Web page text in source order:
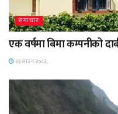
समाचार
एक वर्षमा बिमा कम्पनीको
२३ साउन २०८३,